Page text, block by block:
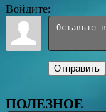
Войдите:
Отправить
ПОЛЕЗНОЕ